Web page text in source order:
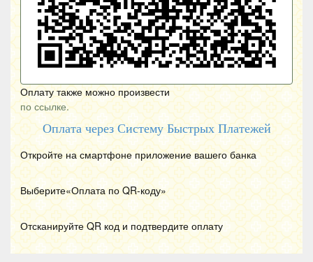
Оплату также можно произвести
по ссылке.
Оплата через Систему Быстрых Платежей
Откройте на смартфоне приложение вашего банка
Выберите«Оплата по QR-коду»
Отсканируйте QR код и подтвердите оплату